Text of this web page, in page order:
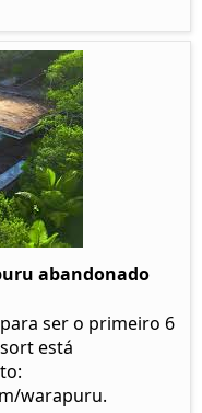
abandonado
ser o primeiro 6
está
warapuru.